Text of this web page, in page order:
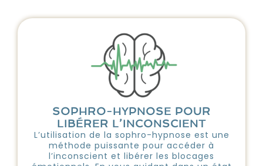
SOPHRO-HYPNOSE POUR
LIBÉRER L’INCONSCIENT
L’utilisation de la sophro-hypnose est une
méthode puissante pour accéder à
l’inconscient et libérer les blocages